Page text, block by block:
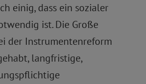
einig, dass ein sozialer
ist. Die Große
der Instrumentenreform
langfristige,